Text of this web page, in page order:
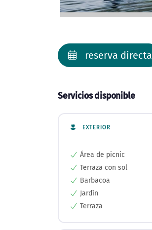
reserva directa
Servicios disponible
EXTERIOR
Área de picnic
Terraza con sol
Barbacoa
Jardín
Terraza